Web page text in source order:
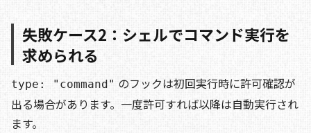
失敗ケース2：シェルでコマンド実行を
求められる
type: "command" のフックは初回実行時に許可確認が
出る場合があります。一度許可すれば以降は自動実行され
ます。